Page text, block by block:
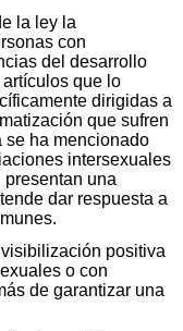
la ley la
con
del desarrollo
que lo
dirigidas a
que sufren
se ha mencionado
intersexuales
una
dar respuesta a
positiva
o con
de garantizar una